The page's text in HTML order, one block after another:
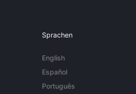
Sprachen
English
Español
Português